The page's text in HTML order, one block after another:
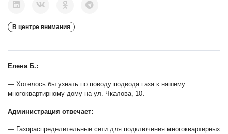
В центре внимания
Елена Б.:
— Хотелось бы узнать по поводу подвода газа к нашему
многоквартирному дому на ул. Чкалова, 10.
Администрация отвечает:
— Газораспределительные сети для подключения многоквартирных